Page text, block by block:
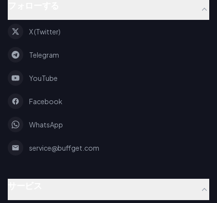
X (Twitter)
Telegram
YouTube
Facebook
WhatsApp
service@buffget.com